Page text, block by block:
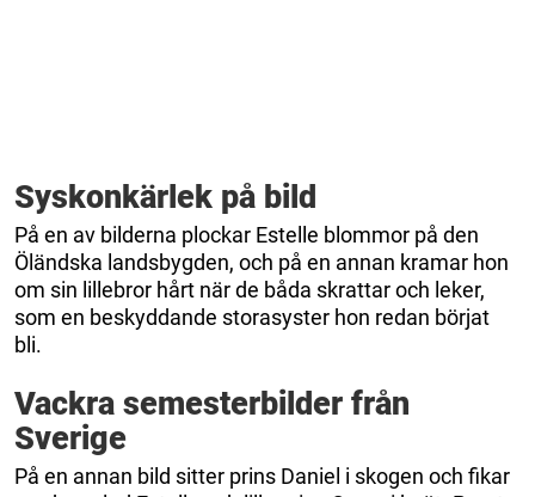
Syskonkärlek på bild
På en av bilderna plockar Estelle blommor på den
Öländska landsbygden, och på en annan kramar hon
om sin lillebror hårt när de båda skrattar och leker,
som en beskyddande storasyster hon redan börjat
bli.
Vackra semesterbilder från
Sverige
På en annan bild sitter prins Daniel i skogen och fikar